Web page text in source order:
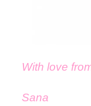
With love
Sana